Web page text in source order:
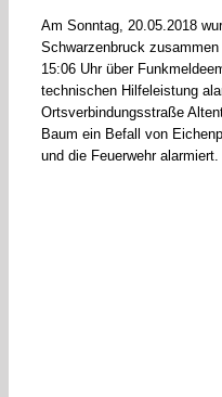
Am Sonntag, 20.05.2018
Schwarzenbruck
15:06 Uhr über
technischen Hilfeleistung
Ortsverbindungsstraße
Baum ein Befall von
und die Feuerwehr alarmiert.